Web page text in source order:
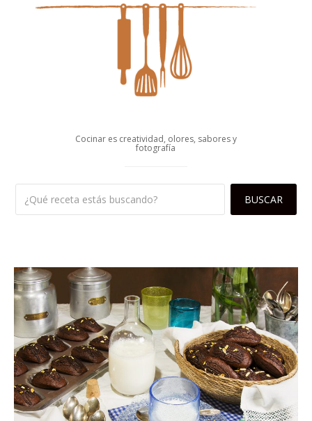
Cocinar es creatividad, olores, sabores y
fotografía